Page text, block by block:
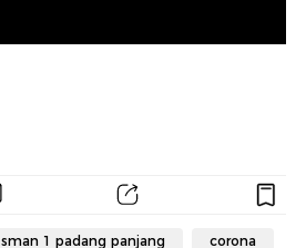
sman 1 padang panjang corona